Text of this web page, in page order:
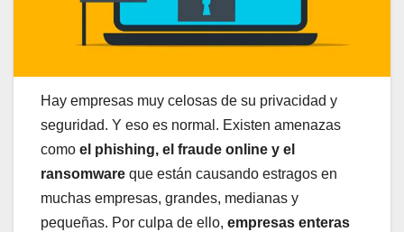
Hay empresas muy celosas de su privacidad y
seguridad. Y eso es normal. Existen amenazas
como el phishing, el fraude online y el
ransomware que están causando estragos en
muchas empresas, grandes, medianas y
pequeñas. Por culpa de ello, empresas enteras